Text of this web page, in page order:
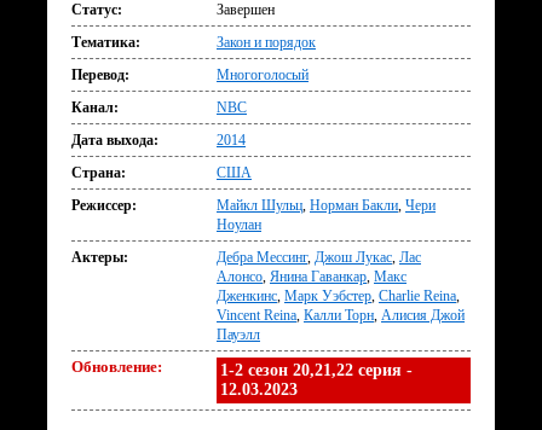
Статус:
Завершен
Тематика:
Закон и порядок
Перевод:
Многоголосый
Канал:
NBC
Дата выхода:
2014
Страна:
США
Режиссер:
Майкл Шульц, Норман Бакли, Чери
Ноулан
Актеры:
Дебра Мессинг, Джош Лукас, Лас
Алонсо, Янина Гаванкар, Макс
Дженкинс, Марк Уэбстер, Charlie Reina,
Vincent Reina, Калли Торн, Алисия Джой
Пауэлл
Обновление:
1-2 сезон 20,21,22 серия -
12.03.2023